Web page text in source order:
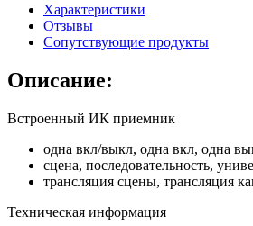
Характеристики
Отзывы
Сопутствующие продукты
Описание:
Встроенный ИК приемник
одна вкл/выкл, одна вкл, одна
сцена, последовательность,
трансляция сцены, трансляция
Техническая информация